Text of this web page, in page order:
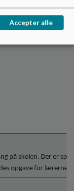
på skolen. Der er
opgave for lærerne.
Accepter alle